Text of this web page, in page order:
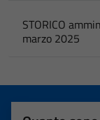
STORICO
marzo 2025